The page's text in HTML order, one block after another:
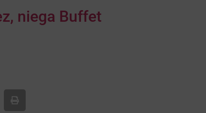
niega Buffet